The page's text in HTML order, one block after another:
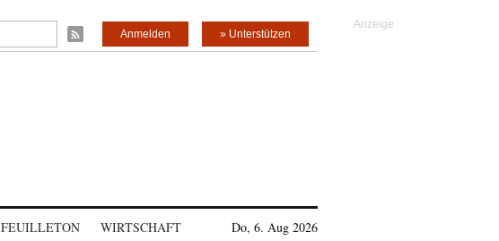
» Unterstützen
Anmelden
FEUILLETON WIRTSCHAFT Do, 6. Aug 2026